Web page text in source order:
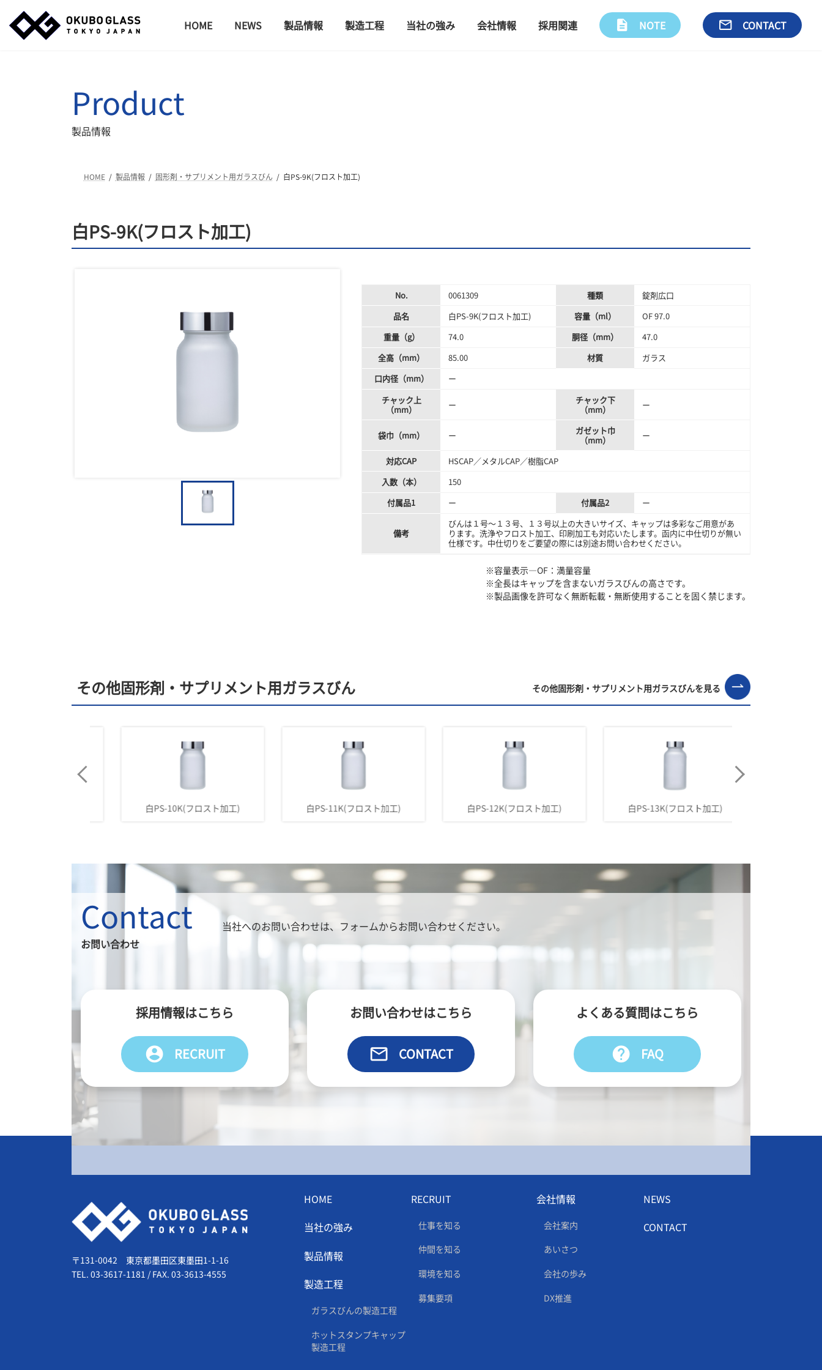
HOME NEWS 製品情報 製造工程 当社の強み 会社情報 採用関連 description NOTE email CONTACT
製品情報
Product
HOME 製品情報 固形剤・サプリメント用ガラスびん 白PS-9K(フロスト加工)
白PS-9K(フロスト加工)
No. 0061309 種類
錠剤広口
品名
白PS-9K(フロスト加工) 容量（ml）
OF 97.0
重量（g）
74.0 胴径（mm）
47.0
全高（mm）
85.00 材質
ガラス
口内径（mm）
ー
チャック上
（mm）
ー
チャック下
（mm）
ー
袋巾（mm） ー
ガゼット巾
（mm）
ー
対応CAP
HSCAP／メタルCAP／樹脂CAP
入数（本）
150
付属品1
ー 付属品2 ー
備考
びんは１号～１３号、１３号以上の大きいサイズ、キャップは多彩なご用意があ
ります。洗浄やフロスト加工、印刷加工も対応いたします。函内に中仕切りが無い
仕様です。中仕切りをご要望の際には別途お問い合わせください。
※容量表示―OF：満量容量
※全長はキャップを含まないガラスびんの高さです。
※製品画像を許可なく無断転載・無断使用することを固く禁じます。
その他固形剤・サプリメント用ガラスびん その他固形剤・サプリメント用ガラスびんを見る
白PS-10K(フロスト加工) 白PS-11K(フロスト加工) 白PS-12K(フロスト加工) 白PS-13K(フロスト加工)
お問い合わせ
Contact 当社へのお問い合わせは、 フォームからお問い合わせください。
採用情報はこちら
account_circle RECRUIT
お問い合わせはこちら
email CONTACT
よくある質問はこちら
help FAQ
会社情報
〒131-0042 東京都墨田区東墨田1-1-16
TEL. 03-3617-1181 / FAX. 03-3613-4555
HOME
当社の強み
製品情報
製造工程
ガラスびんの製造工程
ホットスタンプキャップ
製造工程
RECRUIT
仕事を知る
仲間を知る
環境を知る
募集要項
会社情報
会社案内
あいさつ
会社の歩み
DX推進
NEWS
CONTACT